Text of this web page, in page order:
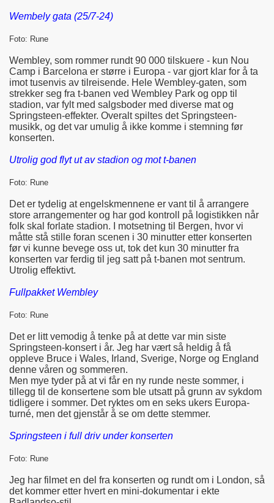
Wembely gata (25/7-24)
Foto: Rune
Wembley, som rommer rundt 90 000 tilskuere - kun Nou
Camp i Barcelona er større i Europa - var gjort klar for å ta
imot tusenvis av tilreisende. Hele Wembley-gaten, som
strekker seg fra t-banen ved Wembley Park og opp til
stadion, var fylt med salgsboder med diverse mat og
Springsteen-effekter. Overalt spiltes det Springsteen-
musikk, og det var umulig å ikke komme i stemning før
konserten.
Utrolig god flyt ut av stadion og mot t-banen
Foto: Rune
Det er tydelig at engelskmennene er vant til å arrangere
store arrangementer og har god kontroll på logistikken når
folk skal forlate stadion. I motsetning til Bergen, hvor vi
måtte stå stille foran scenen i 30 minutter etter konserten
før vi kunne bevege oss ut, tok det kun 30 minutter fra
konserten var ferdig til jeg satt på t-banen mot sentrum.
Utrolig effektivt.
Fullpakket Wembley
Foto: Rune
Det er litt vemodig å tenke på at dette var min siste
Springsteen-konsert i år. Jeg har vært så heldig å få
oppleve Bruce i Wales, Irland, Sverige, Norge og England
denne våren og sommeren.
Men mye tyder på at vi får en ny runde neste sommer, i
tillegg til de konsertene som ble utsatt på grunn av sykdom
tidligere i sommer. Det ryktes om en seks ukers Europa-
turné, men det gjenstår å se om dette stemmer.
Springsteen i full driv under konserten
Foto: Rune
Jeg har filmet en del fra konserten og rundt om i London, så
det kommer etter hvert en mini-dokumentar i ekte